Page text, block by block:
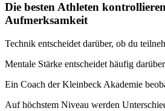
Die besten Athleten
Aufmerksamkeit
Technik entscheidet darüber, ob du
Mentale Stärke entscheidet häufig
Ein Coach der Kleinbeck Akademie
Auf höchstem Niveau werden